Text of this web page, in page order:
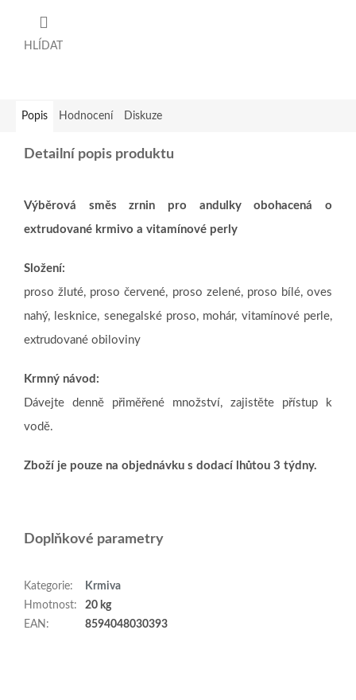
HLÍDAT
Popis Hodnocení Diskuze
Detailní popis produktu
Výběrová směs zrnin pro andulky obohacená o
extrudované krmivo a vitamínové perly
Složení:
proso žluté, proso červené, proso zelené, proso bílé, oves
nahý, lesknice, senegalské proso, mohár, vitamínové perle,
extrudované obiloviny
Krmný návod :
Dávejte denně přiměřené množství, zajistěte přístup k
vodě.
Zboží je pouze na objednávku s dodací lhůtou 3 týdny.
Doplňkové parametry
Kategorie:
Krmiva
Hmotnost:
20 kg
EAN : 8594048030393